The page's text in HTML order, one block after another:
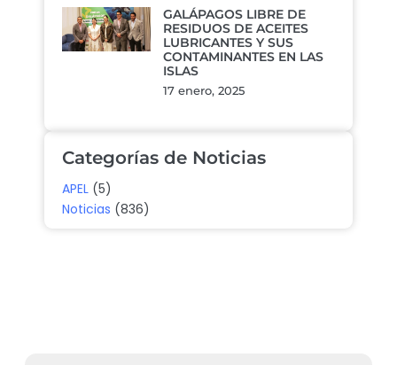
GALÁPAGOS LIBRE DE
RESIDUOS DE ACEITES
LUBRICANTES Y SUS
CONTAMINANTES EN LAS
ISLAS
17 enero, 2025
Categorías de Noticias
APEL (5)
Noticias (836)